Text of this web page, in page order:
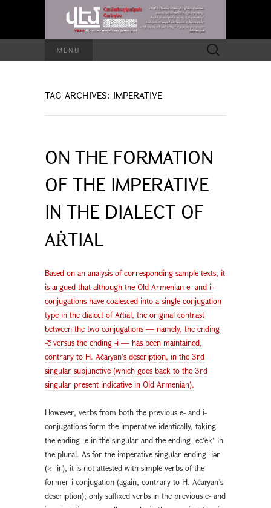
MENU
Search
for:
TAG ARCHIVES: IMPERATIVE
ON THE FORMATION
OF THE IMPERATIVE
IN THE DIALECT OF
AṘTIAL
Based on an analysis of corresponding sample texts, it
is argued that although the Old Armenian e- and i-
conjugations have coalesced into a single conjugation
type in the dialect of Aṙtial, the original contrast
between the two conjugations — namely, the ending
-ē versus the ending -i — has been maintained,
contrary to H. Ačaṙyan’s description, in the 3rd
singular subjunctive (which goes back to the 3rd
singular present indicative in Old Armenian).
However, verbs from both the previous e- and i-
conjugations form the imperative identically, taking
the ending -ē in the singular and the ending -ec‘ēk‘ in
the plural. As for the imperative singular ending -iәr
(< -ir), it is not attested with simple verbs of the
former i-conjugation (again, contrary to H. Ačaṙyan’s
description); only suffixed verbs in the previous e- and